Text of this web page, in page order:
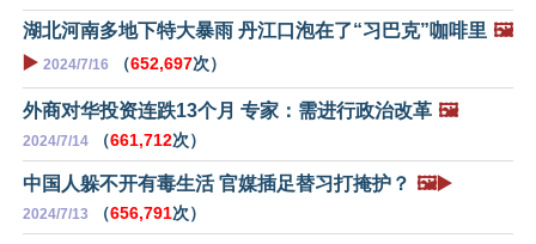
湖北河南多地下特大暴雨 丹江口泡在了“习巴克”咖啡里 🖼️
▶️ 2024/7/16 （652,697次）
外商对华投资连跌13个月 专家：需进行政治改革 🖼️
2024/7/14 （661,712次）
中国人躲不开有毒生活 官媒插足替习打掩护？ 🖼️▶️
2024/7/13 （656,791次）